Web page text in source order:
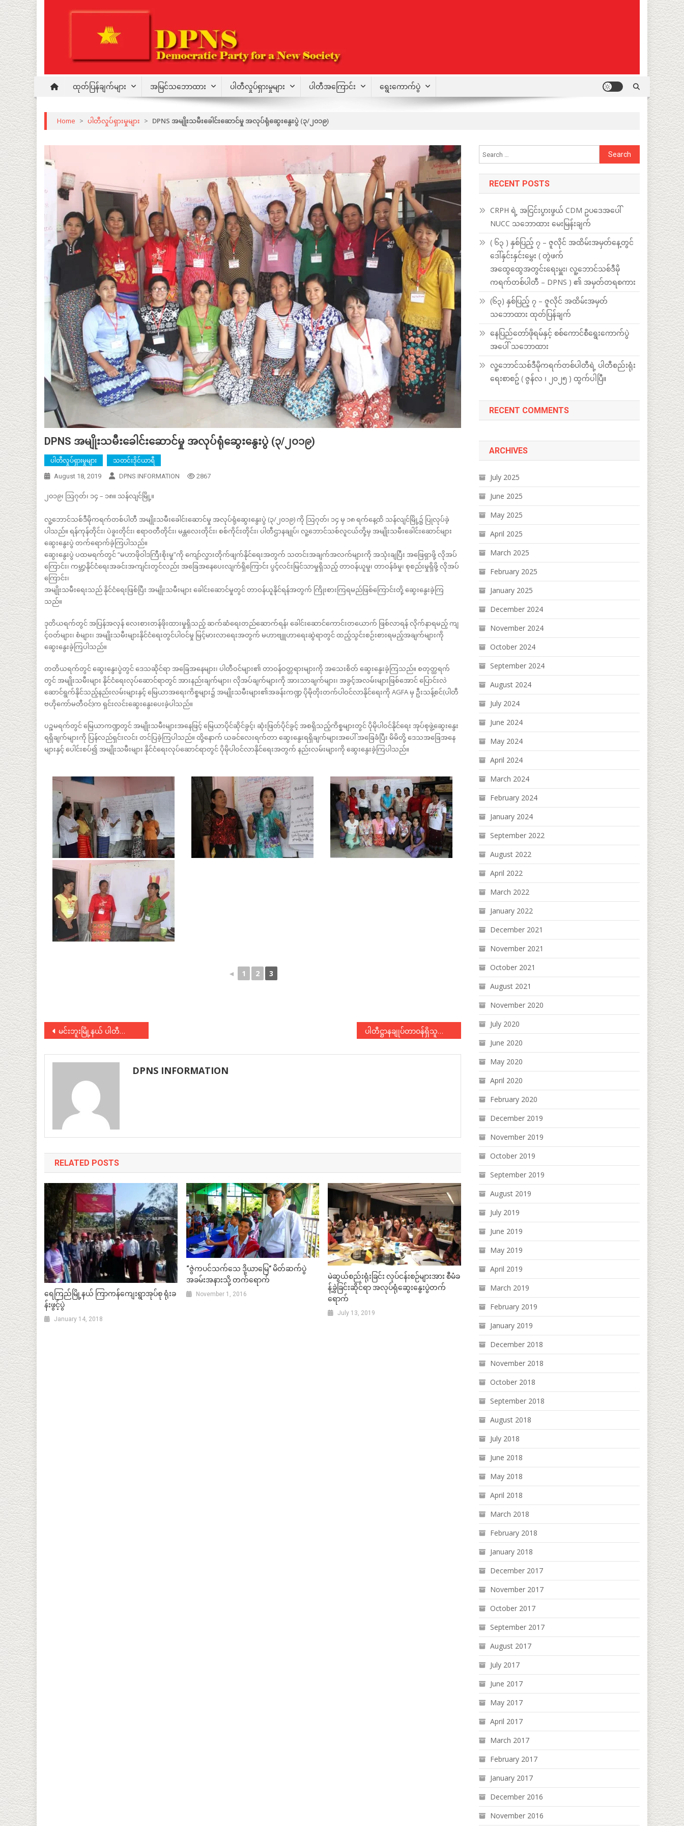
content
DPNS
Democratic Party for a New Society
ထုတ်ပြန်ချက်များ အမြင်သဘောထား ပါတီလှုပ်ရှားမှုများ ပါတီအကြောင်း ရွေးကောက်ပွဲ
Home > ပါတီလှုပ်ရှားမှုများ > DPNS အမျိုးသမီးခေါင်းဆောင်မှု အလုပ်ရုံဆွေးနွေးပွဲ (၃/၂၀၁၉)
DPNS အမျိုးသမီးခေါင်းဆောင်မှု အလုပ်ရုံဆွေးနွေးပွဲ (၃/၂၀၁၉)
ပါတီလှုပ်ရှားမှုများ သတင်းဒိုင်ယာရီ
August 18, 2019 DPNS INFORMATION 2867
၂၀၁၉၊ သြဂုတ်၊ ၁၄ – ၁၈။ သန်လျင်မြို့။
လူ့ဘောင်သစ်ဒီမိုကရက်တစ်ပါတီ အမျိုးသမီးခေါင်းဆောင်မှု အလုပ်ရုံဆွေးနွေးပွဲ (၃/၂၀၁၉) ကို သြဂုတ်၊ ၁၄ မှ ၁၈ ရက်နေ့ထိ သန်လျင်မြို့၌ ပြုလုပ်ခဲ့
ပါသည်။ ရန်ကုန်တိုင်း၊ ပဲခူးတိုင်း၊ ဧရာဝတီတိုင်း၊ မန္တလေးတိုင်း၊ စစ်ကိုင်းတိုင်း၊ ပါတီဌာနချုပ်၊ လူ့ဘောင်သစ်လူငယ်တို့မှ အမျိုးသမီးခေါင်းဆောင်များ
ဆွေးနွေးပွဲ တက်ရောက်ခဲ့ကြပါသည်။
ဆွေးနွေးပွဲ ပထမရက်တွင် “မဟာဖိုဝါဒကြီးစိုးမှု”ကို ကျော်လွှားတိုက်ဖျက်နိုင်ရေးအတွက် သတင်းအချက်အလက်များကို အသုံးချပြီး အဖြေရှာဖို့ လိုအပ်
ကြောင်း၊ ကမ္ဘာ့နိုင်ငံရေးအခင်းအကျင်းတွင်လည်း အခြေအနေပေးလျက်ရှိကြောင်း ပွင့်လင်းမြင်သာမှုရှိသည့် တာဝန်ယူမှု၊ တာဝန်ခံမှု၊ စုစည်းမှုရှိဖို့ လိုအပ်
ကြောင်း၊
အမျိုးသမီးရေးသည် နိုင်ငံရေးဖြစ်ပြီး အမျိုးသမီးများ ခေါင်းဆောင်မှုတွင် တာဝန်ယူနိုင်ရန်အတွက် ကြိုးစားကြရမည်ဖြစ်ကြောင်းတို့ ဆွေးနွေးခဲ့ကြ
သည်။
ဒုတိယရက်တွင် အပြန်အလှန် လေးစားတန်ဖိုးထားမှုရှိသည့် ဆက်ဆံရေးတည်ဆောက်ရန်၊ ခေါင်းဆောင်ကောင်းတယောက် ဖြစ်လာရန် လိုက်နာရမည့် ကျ
င့်ဝတ်များ၊ စံများ၊ အမျိုးသမီးများနိုင်ငံရေးတွင်ပါဝင်မှု မြင့်မားလာရေးအတွက် မဟာဗျူဟာရေးဆွဲရာတွင် ထည့်သွင်းစဉ်းစားရမည့်အချက်များကို
ဆွေးနွေးခဲ့ကြပါသည်။
တတိယရက်တွင် ဆွေးနွေးပွဲတွင် ဒေသဆိုင်ရာ အခြေအနေများ၊ ပါတီဝင်များ၏ တာဝန်ဝတ္တရားများကို အသေးစိတ် ဆွေးနွေးခဲ့ကြသည်။ စတုတ္ထရက်
တွင် အမျိုးသမီးများ နိုင်ငံရေးလုပ်ဆောင်ရာတွင် အားနည်းချက်များ၊ လိုအပ်ချက်များကို အားသာချက်များ၊ အခွင့်အလမ်းများဖြစ်အောင် ပြောင်းလဲ
ဆောင်ရွက်နိုင်သည့်နည်းလမ်းများနှင့် မြေယာအရေးကိစ္စများ၌ အမျိုးသမီးများ၏အခန်းကဏ္ဍ ပိုမိုတိုးတက်ပါဝင်လာနိုင်ရေးကို AGFA မှ ဦးသန့်စင်(ပါတီ
ဗဟိုကော်မတီဝင်)က ရှင်းလင်းဆွေးနွေးပေးခဲ့ပါသည်။
ပဉ္စမရက်တွင် မြေယာကဏ္ဍတွင် အမျိုးသမီးများအနေဖြင့် မြေယာပိုင်ဆိုင်ခွင့်၊ ဆုံးဖြတ်ပိုင်ခွင့် အစရှိသည့်ကိစ္စများတွင် ပိုမိုပါဝင်နိုင်ရေး အုပ်စုဖွဲ့ဆွေးနွေး
ရရှိချက်များကို ပြန်လည်ရှင်းလင်း တင်ပြခဲ့ကြပါသည်။ ထို့နောက် ယခင်လေးရက်တာ ဆွေးနွေးရရှိချက်များအပေါ် အခြေခံပြီး မိမိတို့ ဒေသအခြေအနေ
များနှင့် ပေါင်းစပ်၍ အမျိုးသမီးများ နိုင်ငံရေးလုပ်ဆောင်ရာတွင် ပိုမိုပါဝင်လာနိုင်ရေးအတွက် နည်းလမ်းများကို ဆွေးနွေးခဲ့ကြပါသည်။
◄ 1 2 3
Post
navigation
မင်းဘူးမြို့နယ် ပါတီကော်မတီကို အောင်မြင်စွာ ဖွဲ့စည်းတာဝန်ပေးအပ် ပါတီဋ္ဌာနချုပ်တာဝန်ရှိသူများနှင့် ပွင့်ဖြူမြို့နယ်ပါတီဝင်များ တွေ့ဆုံဆွေးနွေး
DPNS INFORMATION
RELATED POSTS
ရေကြည်မြို့နယ် ကြာကန်ကျေးရွာအုပ်စု ရုံးခ
န်းဖွင့်ပွဲ
January 14, 2018
“ဇွဲကပင်သက်သေ ဒို့ယာမြေ” မိတ်ဆက်ပွဲ
အခမ်းအနားသို့ တက်ရောက်
November 1, 2016
မဲဆွယ်စည်းရုံးခြင်း လုပ်ငန်းစဉ်များအား စီမံခ
န့်ခွဲခြင်းဆိုင်ရာ အလုပ်ရုံဆွေးနွေးပွဲတက်
ရောက်
July 13, 2019
Search
for:
RECENT POSTS
CRPH ရဲ့ အငြင်းပွားဖွယ် CDM ဥပဒေအပေါ်
NUCC သဘောထား မေးမြန်းချက်
( ၆၃ ) နှစ်ပြည့် ၇ – ဇူလိုင် အထိမ်းအမှတ်နေ့တွင်
ဒေါ်နှင်းနှင်းမွှေး ( တွဲဖက်
အထွေထွေအတွင်းရေးမှူး၊ လူ့ဘောင်သစ်ဒီမို
ကရက်တစ်ပါတီ – DPNS ) ၏ အမှတ်တရစကား
(၆၃) နှစ်ပြည့် ၇ – ဇူလိုင် အထိမ်းအမှတ်
သဘောထား ထုတ်ပြန်ချက်
နေပြည်တော်ဖိုရမ်နှင့် စစ်ကောင်စီရွေးကောက်ပွဲ
အပေါ် သဘောထား
လူ့ဘောင်သစ်ဒီမိုကရက်တစ်ပါတီရဲ့ ပါတီစည်းရုံး
ရေးစာစဥ် ( ဇွန်လ ၊ ၂၀၂၅ ) ထွက်ပါပြီ။
RECENT COMMENTS
ARCHIVES
July 2025
June 2025
May 2025
April 2025
March 2025
February 2025
January 2025
December 2024
November 2024
October 2024
September 2024
August 2024
July 2024
June 2024
May 2024
April 2024
March 2024
February 2024
January 2024
September 2022
August 2022
April 2022
March 2022
January 2022
December 2021
November 2021
October 2021
August 2021
November 2020
July 2020
June 2020
May 2020
April 2020
February 2020
December 2019
November 2019
October 2019
September 2019
August 2019
July 2019
June 2019
May 2019
April 2019
March 2019
February 2019
January 2019
December 2018
November 2018
October 2018
September 2018
August 2018
July 2018
June 2018
May 2018
April 2018
March 2018
February 2018
January 2018
December 2017
November 2017
October 2017
September 2017
August 2017
July 2017
June 2017
May 2017
April 2017
March 2017
February 2017
January 2017
December 2016
November 2016